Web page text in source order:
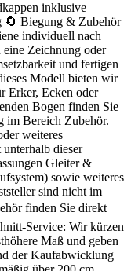
inklusive
🔄 Biegung & Zubehör
individuell nach
eine Zeichnung oder
und fertigen
Modell bieten wir
Erker, Ecken oder
Bogen finden Sie
im Bereich Zubehör.
weiteres
dieser
Gleiter &
sowie weiteres
sind nicht im
finden Sie direkt
Service: Wir kürzen
Maß und geben
der Kaufabwicklung